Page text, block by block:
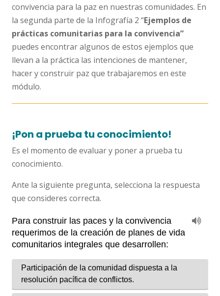
convivencia para la paz en nuestras comunidades. En
la segunda parte de la Infografía 2 “Ejemplos de
prácticas comunitarias para la convivencia”
puedes encontrar algunos de estos ejemplos que
llevan a la práctica las intenciones de mantener,
hacer y construir paz que trabajaremos en este
módulo.
¡Pon a prueba tu conocimiento!
Es el momento de evaluar y poner a prueba tu
conocimiento.
Ante la siguiente pregunta, selecciona la respuesta
que consideres correcta.